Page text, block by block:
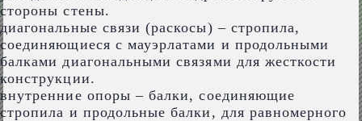
стороны стены.
диагональные связи (раскосы) – стропила,
соединяющиеся с мауэрлатами и продольными
балками диагональными связями для жесткости
конструкции.
внутренние опоры – балки, соединяющие
стропила и продольные балки, для равномерного